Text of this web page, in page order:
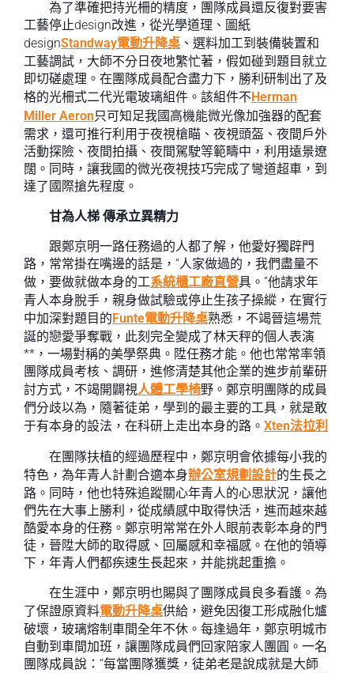
為了準確把持光柵的精度，團隊成員還反復對要害
工藝停止design改進，從光學道理、圖紙
designStandway電動升降桌 、選料加工到裝備裝置和
工藝調試，大師不分日夜地繁忙著，假如碰到題目就立
即切磋處理。在團隊成員配合盡力下，勝利研制出了及
格的光柵式二代光電玻璃組件。該組件不Herman
Miller Aeron只可知足我國高機能微光像加強器的配套
需求，還可推行利用于夜視槍瞄、夜視頭盔、夜間戶外
活動探險、夜間拍攝、夜間駕駛等範疇中，利用遠景遼
闊。同時，讓我國的微光夜視技巧完成了彎道超車，到
達了國際搶先程度。
甘為人梯 傳承立異精力
跟鄭京明一路任務過的人都了解，他愛好獨辟門
路，常常掛在嘴邊的話是，“人家做過的，我們盡量不
做，要做就做本身的工系統櫃工廠直營具。”他請求年
青人本身脫手，親身做試驗或停止生孩子操縱，在實行
中加深對題目的Funte電動升降桌熟悉，不竭晉這場荒
誕的戀愛爭奪戰，此刻完全變成了林天秤的個人表演
**，一場對稱的美學祭典。陞任務才能。他也常常率領
團隊成員考核、調研，進修清楚其他企業的進步前輩研
討方式，不竭開闢視人體工學椅野。鄭京明團隊的成員
們分歧以為，隨著徒弟，學到的最主要的工具，就是敢
于有本身的設法，在科研上走出本身的路。 Xten法拉利
在團隊扶植的經過歷程中，鄭京明會依據每小我的
特色，為年青人計劃合適本身辦公室規劃設計的生長之
路。同時，他也特殊追蹤關心年青人的心思狀況，讓他
們先在大事上勝利，從成績感中取得快活，進而越來越
酷愛本身的任務。鄭京明常常在外人眼前表彰本身的門
徒，晉陞大師的取得感、回屬感和幸福感。在他的領導
下，年青人們都疾速生長起來，并能挑起重擔。
在生涯中，鄭京明也賜與了團隊成員良多看護。為
了保證原資料電動升降桌供給，避免因復工形成融化爐
破壞，玻璃熔制車間全年不休。每逢過年，鄭京明城市
自動到車間加班，讓團隊成員們回家陪家人團圓。一名
團隊成員說：“每當團隊獲獎，徒弟老是說成就是大師